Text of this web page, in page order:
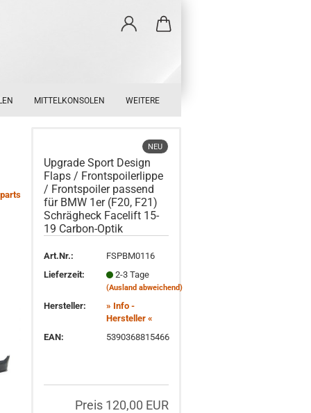
MITTELKONSOLEN WEITERE
NEU
Upgrade Sport Design
Flaps / Frontspoilerlippe
/ Frontspoiler passend
für BMW 1er (F20, F21)
Schrägheck Facelift 15-
19 Carbon-Optik
Art.Nr.:
FSPBM0116
Lieferzeit:
2-3 Tage
(Ausland abweichend)
Hersteller:
» Info -
Hersteller «
EAN:
5390368815466
Preis 120,00 EUR